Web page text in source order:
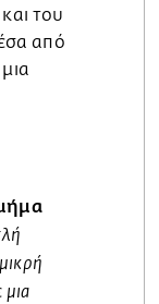
του
από
μια